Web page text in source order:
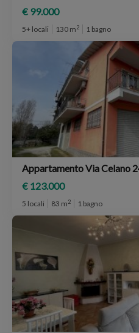
€ 99.000
5+ locali 130 m2 1 bagno
Appartamento Via Celano
€ 123.000
5 locali 83 m2 1 bagno